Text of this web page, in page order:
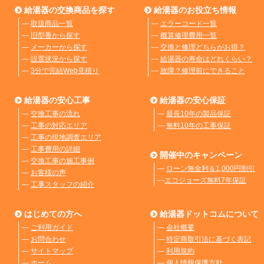
給湯器の交換商品を探す
― 取扱商品一覧
― 旧型番から探す
― メーカーから探す
― 設置状況から探す
― 3分で完結Web見積り
給湯器のお役立ち情報
― エラーコード一覧
― 概算修理費用一覧
― 交換と修理どちらがお得？
― 給湯器の寿命はどれくらい？
― 故障？修理前にできること
給湯器の安心工事
― 交換工事の流れ
― 工事の対応エリア
― 工事の現地調査エリア
― 工事費用の詳細
― 交換工事の施工事例
― お客様の声
― 工事スタッフの紹介
給湯器の安心保証
― 最長10年の製品保証
― 無料10年の工事保証
開催中のキャンペーン
― ローン無金利＆1,000円割引
―エコジョーズ無料7年保証
はじめての方へ
― ご利用ガイド
― お問合わせ
― サイトマップ
給湯器ドットコムについて
― 会社概要
― 特定商取引法に基づく表記
― 利用規約